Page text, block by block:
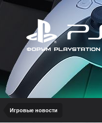
Игровые новости